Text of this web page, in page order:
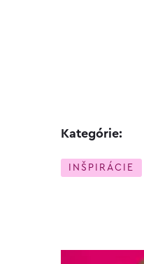
Kategórie:
INŠPIRÁCIE